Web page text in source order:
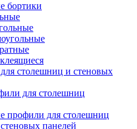
бортики
столешниц и стеновых
для столешниц
профили для столешниц
панелей